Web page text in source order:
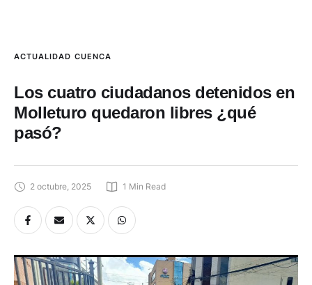
ACTUALIDAD CUENCA
Los cuatro ciudadanos detenidos en
Molleturo quedaron libres ¿qué
pasó?
2 octubre, 2025 1 Min Read